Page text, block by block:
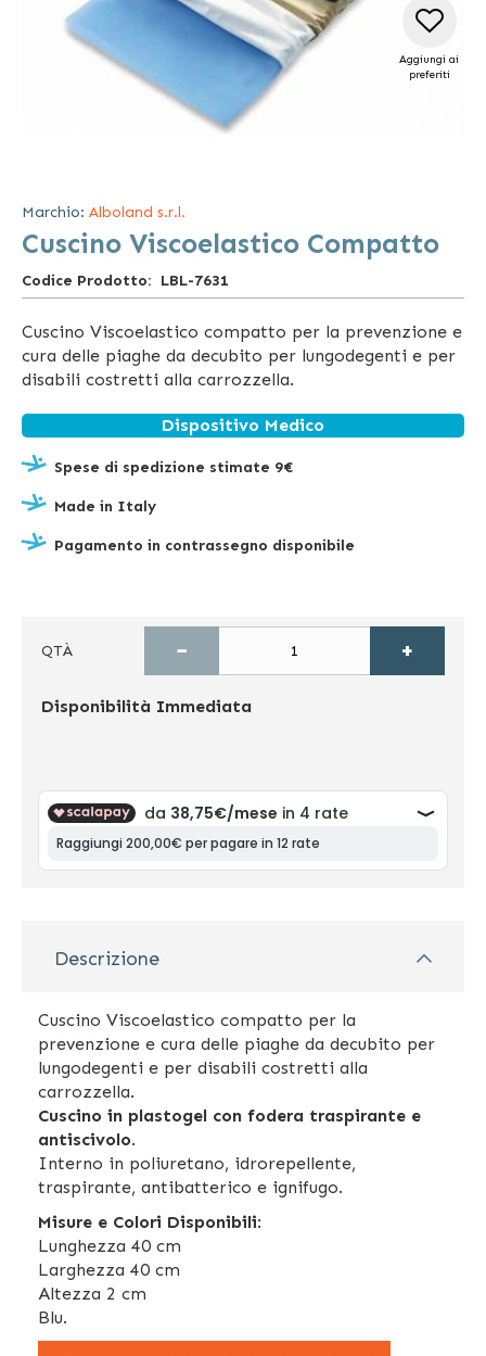
galleria
di
Aggiungi ai
preferiti
Marchio: Alboland s.r.l.
Cuscino Viscoelastico Compatto
Codice Prodotto LBL-7631
Cuscino Viscoelastico compatto per la prevenzione e
cura delle piaghe da decubito per lungodegenti e per
disabili costretti alla carrozzella.
Dispositivo Medico
Spese di spedizione stimate 9€
Made in Italy
Pagamento in contrassegno disponibile
QTÀ − +
Disponibilità Immediata
Descrizione
Cuscino Viscoelastico compatto per la
prevenzione e cura delle piaghe da decubito per
lungodegenti e per disabili costretti alla
carrozzella.
Cuscino in plastogel con fodera traspirante e
antiscivolo.
Interno in poliuretano, idrorepellente,
traspirante, antibatterico e ignifugo.
Misure e Colori Disponibili:
Lunghezza 40 cm
Larghezza 40 cm
Altezza 2 cm
Blu.